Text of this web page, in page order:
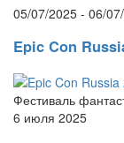
05/07/2025 - 06/
Epic Con
Фестиваль
6 июля 2025